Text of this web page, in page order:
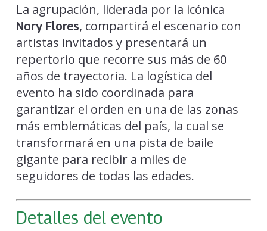
La agrupación, liderada por la icónica
Nory Flores, compartirá el escenario con
artistas invitados y presentará un
repertorio que recorre sus más de 60
años de trayectoria. La logística del
evento ha sido coordinada para
garantizar el orden en una de las zonas
más emblemáticas del país, la cual se
transformará en una pista de baile
gigante para recibir a miles de
seguidores de todas las edades.
Detalles del evento